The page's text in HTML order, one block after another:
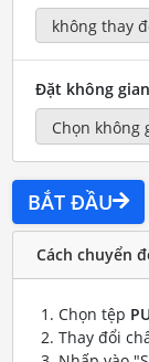
Đặt không
BẮT ĐẦU
Cách chuyển
Chọn tệp
Thay đổi